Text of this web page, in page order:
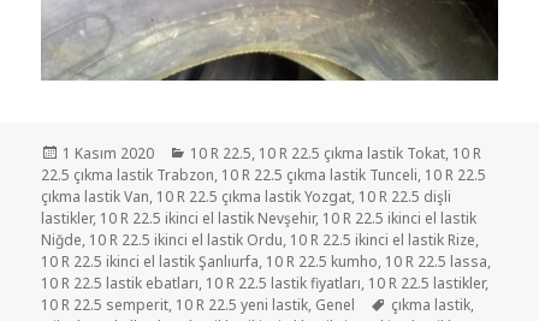
Yayın
tarihi
1 Kasım 2020 Kategoriler
10 R 22.5, 10 R 22.5 çıkma lastik Tokat, 10 R
22.5 çıkma lastik Trabzon, 10 R 22.5 çıkma lastik Tunceli, 10 R 22.5
çıkma lastik Van, 10 R 22.5 çıkma lastik Yozgat, 10 R 22.5 dişli
lastikler, 10 R 22.5 ikinci el lastik Nevşehir, 10 R 22.5 ikinci el lastik
Niğde, 10 R 22.5 ikinci el lastik Ordu, 10 R 22.5 ikinci el lastik Rize,
10 R 22.5 ikinci el lastik Şanlıurfa, 10 R 22.5 kumho, 10 R 22.5 lassa,
10 R 22.5 lastik ebatları, 10 R 22.5 lastik fiyatları, 10 R 22.5 lastikler,
10 R 22.5 semperit, 10 R 22.5 yeni lastik, Genel Etiketler
çıkma lastik,